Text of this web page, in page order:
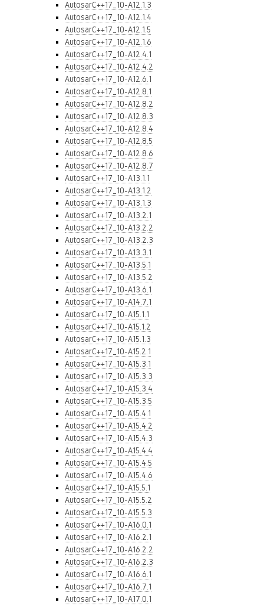
AutosarC++17_10-A12.1.3
AutosarC++17_10-A12.1.4
AutosarC++17_10-A12.1.5
AutosarC++17_10-A12.1.6
AutosarC++17_10-A12.4.1
AutosarC++17_10-A12.4.2
AutosarC++17_10-A12.6.1
AutosarC++17_10-A12.8.1
AutosarC++17_10-A12.8.2
AutosarC++17_10-A12.8.3
AutosarC++17_10-A12.8.4
AutosarC++17_10-A12.8.5
AutosarC++17_10-A12.8.6
AutosarC++17_10-A12.8.7
AutosarC++17_10-A13.1.1
AutosarC++17_10-A13.1.2
AutosarC++17_10-A13.1.3
AutosarC++17_10-A13.2.1
AutosarC++17_10-A13.2.2
AutosarC++17_10-A13.2.3
AutosarC++17_10-A13.3.1
AutosarC++17_10-A13.5.1
AutosarC++17_10-A13.5.2
AutosarC++17_10-A13.6.1
AutosarC++17_10-A14.7.1
AutosarC++17_10-A15.1.1
AutosarC++17_10-A15.1.2
AutosarC++17_10-A15.1.3
AutosarC++17_10-A15.2.1
AutosarC++17_10-A15.3.1
AutosarC++17_10-A15.3.3
AutosarC++17_10-A15.3.4
AutosarC++17_10-A15.3.5
AutosarC++17_10-A15.4.1
AutosarC++17_10-A15.4.2
AutosarC++17_10-A15.4.3
AutosarC++17_10-A15.4.4
AutosarC++17_10-A15.4.5
AutosarC++17_10-A15.4.6
AutosarC++17_10-A15.5.1
AutosarC++17_10-A15.5.2
AutosarC++17_10-A15.5.3
AutosarC++17_10-A16.0.1
AutosarC++17_10-A16.2.1
AutosarC++17_10-A16.2.2
AutosarC++17_10-A16.2.3
AutosarC++17_10-A16.6.1
AutosarC++17_10-A16.7.1
AutosarC++17_10-A17.0.1